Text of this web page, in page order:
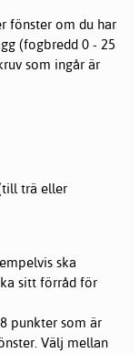
fönster om du har
(fogbredd 0 - 25
som ingår är
trä eller
ska
sitt förråd för
punkter som är
Välj mellan